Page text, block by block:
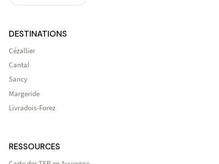
DESTINATIONS
Cézallier
Cantal
Sancy
Margeride
Livradois-Forez
RESSOURCES